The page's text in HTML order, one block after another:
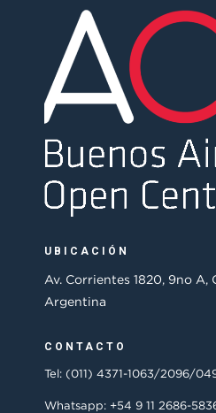
UBICACIÓN
Av. Corrientes 1820, 9no A,
Argentina
CONTACTO
Tel: (011) 4371-1063/2096/
Whatsapp: +54 9 11 2686-